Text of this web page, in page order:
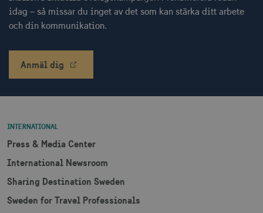
idag – så missar du inget av det som kan stärka ditt arbete
och din kommunikation.
Anmäl dig
INTERNATIONAL
Press & Media Center
International Newsroom
Sharing Destination Sweden
Sweden for Travel Professionals
receive-cookie-
deprecation
.doubleclick.net
6
__cf_bm